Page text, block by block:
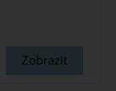
Zobrazit